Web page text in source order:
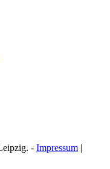
- Impressum |